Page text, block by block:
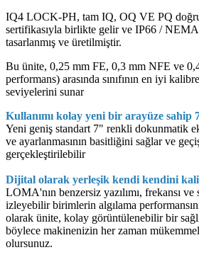
IQ4 LOCK-PH, tam IQ, OQ VE PQ
sertifikasıyla birlikte gelir ve IP66 / NEMA
tasarlanmış ve üretilmiştir.
Bu ünite, 0,25 mm FE, 0,3 mm NFE ve
performans) arasında sınıfının en iyi
seviyelerini sunar
Kullanımı kolay yeni bir arayüze
Yeni geniş standart 7" renkli dokunmatik
ve ayarlanmasının basitliğini sağlar ve
gerçekleştirilebilir
Dijital olarak yerleşik kendi kendini
LOMA'nın benzersiz yazılımı, frekansı
izleyebilir birimlerin algılama
olarak ünite, kolay görüntülenebilir bir
böylece makinenizin her zaman mükemmel
olursunuz.